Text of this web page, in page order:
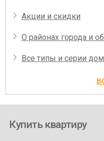
Акции и скидки
О районах города и
Все типы и серии
Купить квартиру